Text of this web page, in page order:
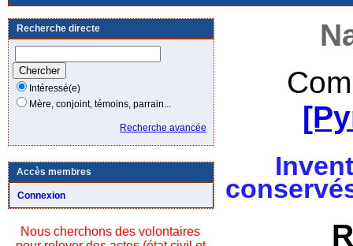
Recherche directe
Intéressé(e)
Mère, conjoint, témoins, parrain...
Recherche avancée
Accès membres
Connexion
Nous cherchons des volontaires